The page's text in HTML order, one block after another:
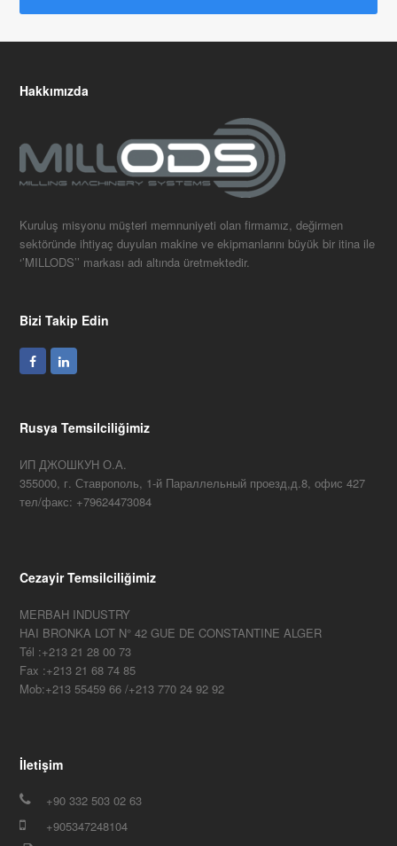
Hakkımızda
Kuruluş misyonu müşteri memnuniyeti olan firmamız, değirmen
sektöründe ihtiyaç duyulan makine ve ekipmanlarını büyük bir itina ile
‘’MILLODS’’ markası adı altında üretmektedir.
Bizi Takip Edin
FacebookLinkedIn
Rusya Temsilciliğimiz
ИП ДЖОШКУН О.А.
355000, г. Ставрополь, 1-й Параллельный проезд,д.8, офис 427
тел/факс: +79624473084
Cezayir Temsilciliğimiz
MERBAH INDUSTRY
HAI BRONKA LOT N° 42 GUE DE CONSTANTINE ALGER
Tél :+213 21 28 00 73
Fax :+213 21 68 74 85
Mob:+213 55459 66 /+213 770 24 92 92
İletişim
+90 332 503 02 63
+905347248104